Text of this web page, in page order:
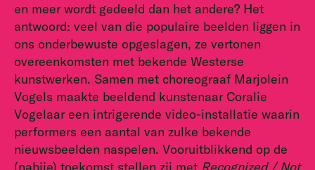
en meer wordt gedeeld dan het andere? Het
antwoord: veel van die populaire beelden liggen in
ons onderbewuste opgeslagen, ze vertonen
overeenkomsten met bekende Westerse
kunstwerken. Samen met choreograaf Marjolein
Vogels maakte beeldend kunstenaar Coralie
Vogelaar een intrigerende video-installatie waarin
performers een aantal van zulke bekende
nieuwsbeelden naspelen. Vooruitblikkend op de